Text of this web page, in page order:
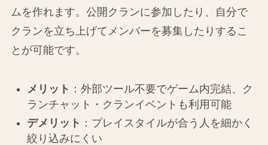
ムを作れます。公開クランに参加したり、自分で
クランを立ち上げてメンバーを募集したりするこ
とが可能です。
メリット ：外部ツール不要でゲーム内完結、ク
ランチャット・クランイベントも利用可能
デメリット ：プレイスタイルが合う人を細かく
絞り込みにくい